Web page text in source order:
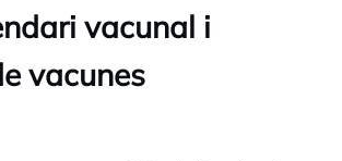
vacunal i
vacunes